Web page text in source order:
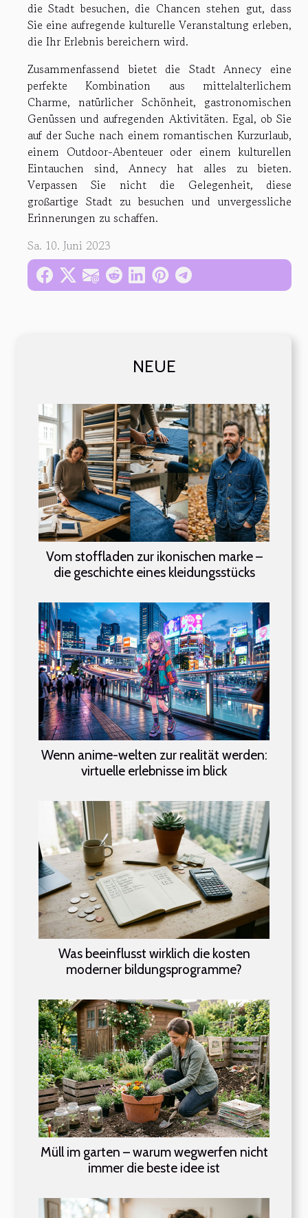
NEUE
Vom stoffladen zur ikonischen marke –
die geschichte eines kleidungsstücks
Wenn anime-welten zur realität werden:
virtuelle erlebnisse im blick
Was beeinflusst wirklich die kosten
moderner bildungsprogramme?
Müll im garten – warum wegwerfen nicht
immer die beste idee ist
die Stadt besuchen, die Chancen stehen gut, dass
Sie eine aufregende kulturelle Veranstaltung erleben,
die Ihr Erlebnis bereichern wird.
Zusammenfassend bietet die Stadt Annecy eine
perfekte Kombination aus mittelalterlichem
Charme, natürlicher Schönheit, gastronomischen
Genüssen und aufregenden Aktivitäten. Egal, ob Sie
auf der Suche nach einem romantischen Kurzurlaub,
einem Outdoor-Abenteuer oder einem kulturellen
Eintauchen sind, Annecy hat alles zu bieten.
Verpassen Sie nicht die Gelegenheit, diese
großartige Stadt zu besuchen und unvergessliche
Erinnerungen zu schaffen.
Sa. 10. Juni 2023